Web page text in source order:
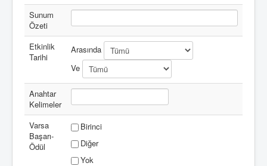
Sunum
Özeti
Etkinlik
Tarihi
Arasında
Ve
Anahtar
Kelimeler
Varsa
Başarı-
Ödül
Birinci
Diğer
Yok